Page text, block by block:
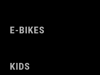
E-BIKES
KIDS